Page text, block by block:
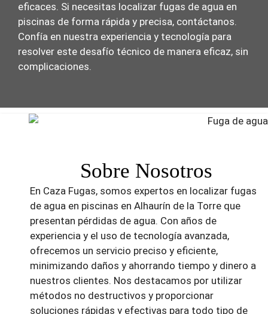
eficaces. Si necesitas localizar fugas de agua en
piscinas de forma rápida y precisa, contáctanos.
Confía en nuestra experiencia y tecnología para
resolver este desafío técnico de manera eficaz, sin
complicaciones.
Sobre Nosotros
En Caza Fugas, somos expertos en localizar fugas
de agua en piscinas en Alhaurín de la Torre que
presentan pérdidas de agua. Con años de
experiencia y el uso de tecnología avanzada,
ofrecemos un servicio preciso y eficiente,
minimizando daños y ahorrando tiempo y dinero a
nuestros clientes. Nos destacamos por utilizar
métodos no destructivos y proporcionar
soluciones rápidas y efectivas para todo tipo de